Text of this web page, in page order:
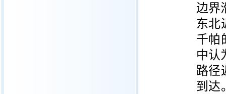
边界
东北
千帕
中认
路径
到达